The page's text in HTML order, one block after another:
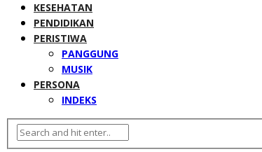
KESEHATAN
PENDIDIKAN
PERISTIWA
PANGGUNG
MUSIK
PERSONA
INDEKS